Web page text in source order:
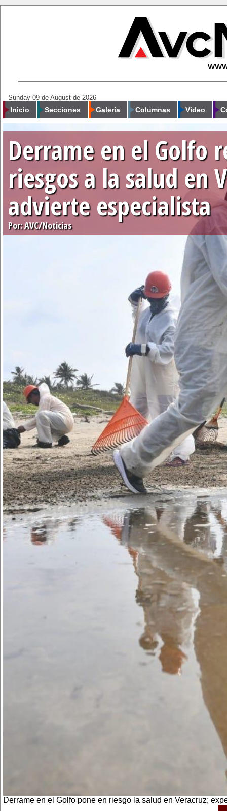
Sunday 09 de August de 2026
Inicio Secciones Galería Columnas Video
Derrame en el Golfo
riesgos a la salud en
advierte especialista
Por: AVC/Noticias
Derrame en el Golfo pone en riesgo la salud en Veracruz;